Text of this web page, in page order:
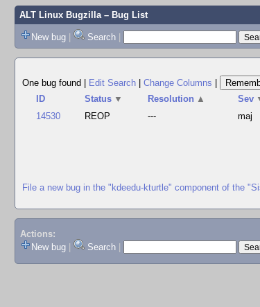
ALT Linux Bugzilla– Bug List
New bug | Search |
One bug found
Edit Search Change Columns
ID
Status ▼ Resolution ▲ Sev
14530
REOP --- maj
File a new bug in the "kdeedu-kturtle" component of the
Actions:
New bug
Search